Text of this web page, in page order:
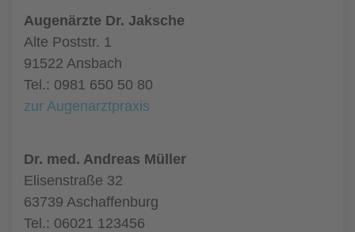
Augenärzte Dr. Jaksche
Alte Poststr. 1
91522 Ansbach
Tel.: 0981 650 50 80
zur Augenarztpraxis
Dr. med. Andreas Müller
Elisenstraße 32
63739 Aschaffenburg
Tel.: 06021 123456